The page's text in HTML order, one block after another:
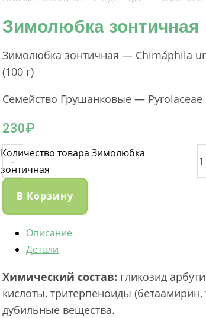
Зимолюбка зонтичная
Зимолюбка зонтичная — Chimáphila
(100 г)
Семейство Грушанковые — Pyrolaceae
230₽
-
Количество товара Зимолюбка
зонтичная
В Корзину
Описание
Детали
Химический состав: гликозид
кислоты, тритерпеноиды
дубильные вещества.